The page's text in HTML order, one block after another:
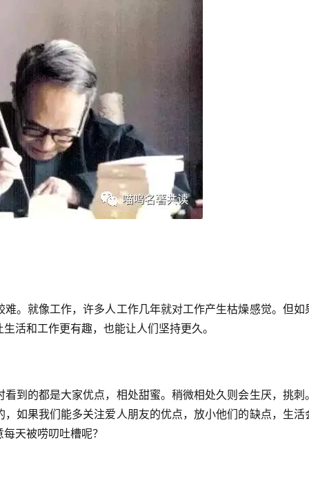
。就像工作，许多人工作几年就对工作产生枯燥感觉。但如
活和工作更有趣，也能让人们坚持更久。
到的都是大家优点，相处甜蜜。稍微相处久则会生厌，挑刺
如果我们能多关注爱人朋友的优点，放小他们的缺点，生活
天被唠叨吐槽呢？